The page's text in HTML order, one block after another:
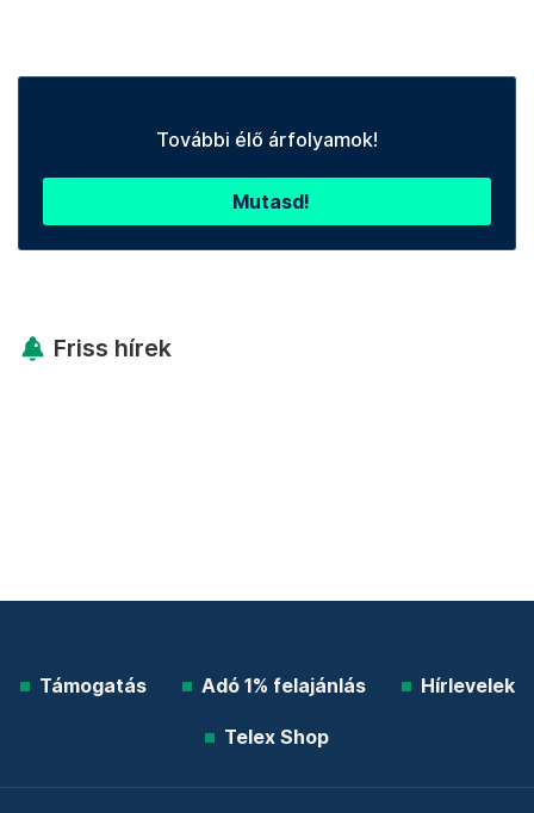
További élő árfolyamok!
Mutasd!
Friss hírek
Támogatás Adó 1% felajánlás Hírlevelek
Telex Shop